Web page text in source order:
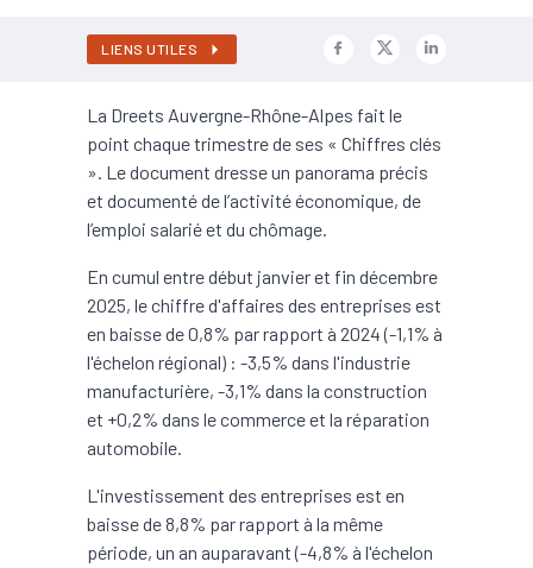
LIENS UTILES
La Dreets Auvergne-Rhône-Alpes fait le
point chaque trimestre de ses « Chiffres clés
». Le document dresse un panorama précis
et documenté de l’activité économique, de
l’emploi salarié et du chômage.
En cumul entre début janvier et fin décembre
2025, le chiffre d'affaires des entreprises est
en baisse de 0,8% par rapport à 2024 (-1,1% à
l'échelon régional) : -3,5% dans l'industrie
manufacturière, -3,1% dans la construction
et +0,2% dans le commerce et la réparation
automobile.
L'investissement des entreprises est en
baisse de 8,8% par rapport à la même
période, un an auparavant (-4,8% à l'échelon